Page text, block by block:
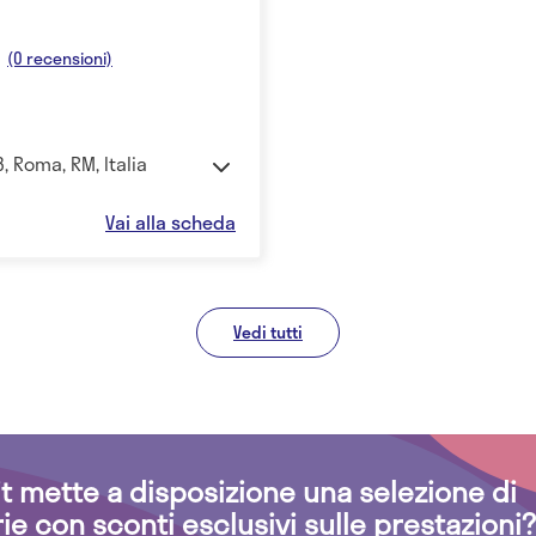
(0 recensioni)
Roma, RM, Italia
Vai alla scheda
Vedi tutti
mette a disposizione una selezione di
con sconti esclusivi sulle prestazioni?